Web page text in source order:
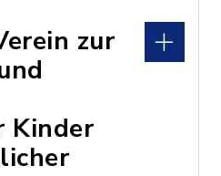
zur
Kinder